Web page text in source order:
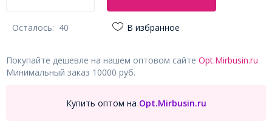
Осталось: 40 В избранное
Покупайте дешевле на нашем оптовом сайте Opt.Mirbusin.ru
Минимальный заказ 10000 руб.
Купить оптом на Opt.Mirbusin.ru